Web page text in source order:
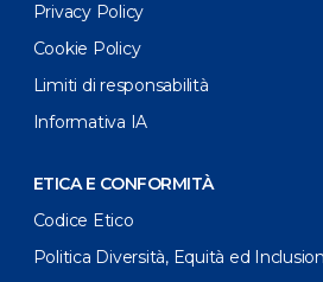
Privacy Policy
Cookie Policy
Limiti di responsabilità
Informativa IA
ETICA E CONFORMITÀ
Codice Etico
Politica Diversità, Equità ed